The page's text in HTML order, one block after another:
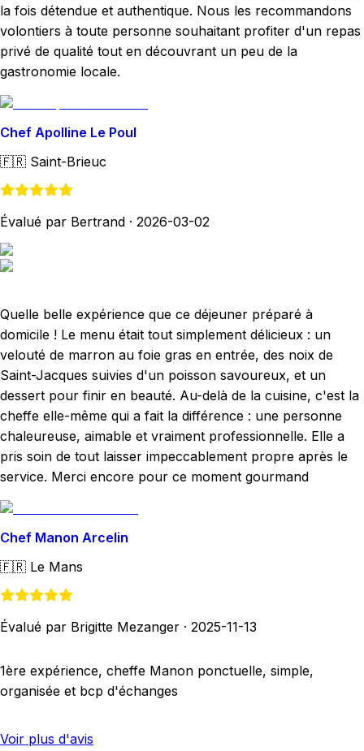
la fois détendue et authentique. Nous les recommandons
volontiers à toute personne souhaitant profiter d'un repas
privé de qualité tout en découvrant un peu de la
gastronomie locale.
Chef Apolline Le Poul
🇫🇷 Saint-Brieuc
Évalué par Bertrand · 2026-03-02
Quelle belle expérience que ce déjeuner préparé à
domicile ! Le menu était tout simplement délicieux : un
velouté de marron au foie gras en entrée, des noix de
Saint-Jacques suivies d'un poisson savoureux, et un
dessert pour finir en beauté. Au-delà de la cuisine, c'est la
cheffe elle-même qui a fait la différence : une personne
chaleureuse, aimable et vraiment professionnelle. Elle a
pris soin de tout laisser impeccablement propre après le
service. Merci encore pour ce moment gourmand
Chef Manon Arcelin
🇫🇷 Le Mans
Évalué par Brigitte Mezanger · 2025-11-13
1ère expérience, cheffe Manon ponctuelle, simple,
organisée et bcp d'échanges
Voir plus d'avis